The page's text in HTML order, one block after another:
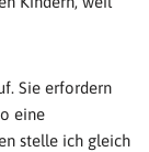
Sie erfordern
eine
stelle ich gleich